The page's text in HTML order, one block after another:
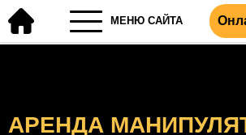
МЕНЮ САЙТА
АРЕНДА